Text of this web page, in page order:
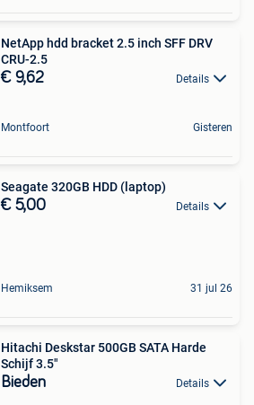
NetApp hdd bracket 2.5 inch SFF DRV
CRU-2.5
€ 9,62 Details
Montfoort Gisteren
Seagate 320GB HDD (laptop)
€ 5,00 Details
Hemiksem 31 jul 26
Hitachi Deskstar 500GB SATA Harde
Schijf 3.5"
Bieden Details